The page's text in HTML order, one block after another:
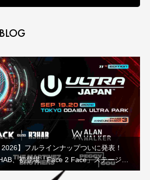
2026】フルラインナップついに発表！
、初登場「Face 2 Face」ステージな
解説